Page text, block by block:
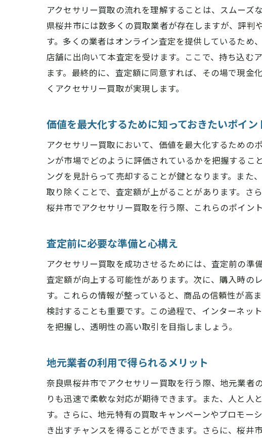
地元
オン
業者
アクセサ
特別
キャ
限定
信頼
桜井市で
査定
買取
保険
トラ
口コミで
口コ
評判
口コ
アクセサリー買取の流れを理解することは、スムーズ
県桜井市には数多くの買取業者が存在しますが、評判
す。多くの業者はオンライン査定を提供しているため
店舗に出向いて本査定を受けます。ここで、持ち込む
ます。最終的に、査定額に同意すれば、その場で現
くアクセサリー買取が実現します。
価値を最大化するために知っておきたいポイン
アクセサリー買取において、価値を最大化するための
ンが市場でどのように評価されているかを把握する
ングを見計らって売却することが鍵となります。また
取り除くことで、査定額が上がることがあります。さ
桜井市でアクセサリー買取を行う際、これらのポイン
査定前に必要な準備と心構え
アクセサリー買取を成功させるためには、査定前の準
査定額が向上する可能性があります。次に、購入時の
す。これらの情報が整っていると、商品の信頼性が高
検討することも重要です。この過程で、インターネッ
を把握し、透明性の高い取引を目指しましょう。
地元業者の利用で得られるメリット
奈良県桜井市でアクセサリー買取を行う際、地元業者
りも迅速で柔軟な対応が期待できます。また、人と
す。さらに、地元特有の買取キャンペーンやプロモー
き出すチャンスを得ることができます。さらに、桜井